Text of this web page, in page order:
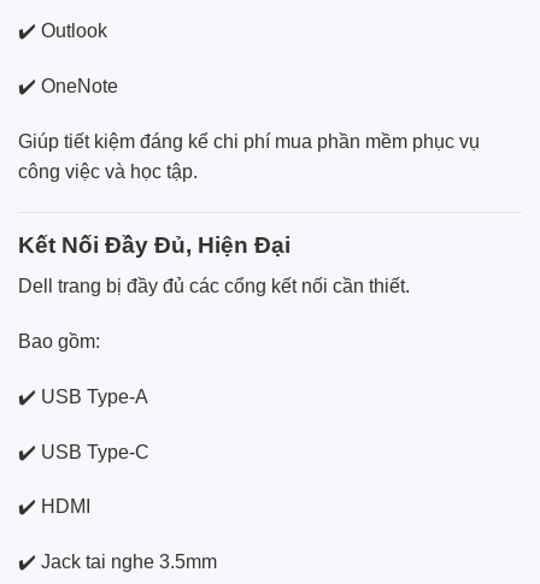
✔️ Outlook
✔️ OneNote
Giúp tiết kiệm đáng kể chi phí mua phần mềm phục vụ
công việc và học tập.
Kết Nối Đầy Đủ, Hiện Đại
Dell trang bị đầy đủ các cổng kết nối cần thiết.
Bao gồm:
✔️ USB Type-A
✔️ USB Type-C
✔️ HDMI
✔️ Jack tai nghe 3.5mm